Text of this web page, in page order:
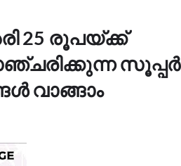
25 രൂപയ്ക്ക്
സൂപ്പർ
വാങ്ങാം